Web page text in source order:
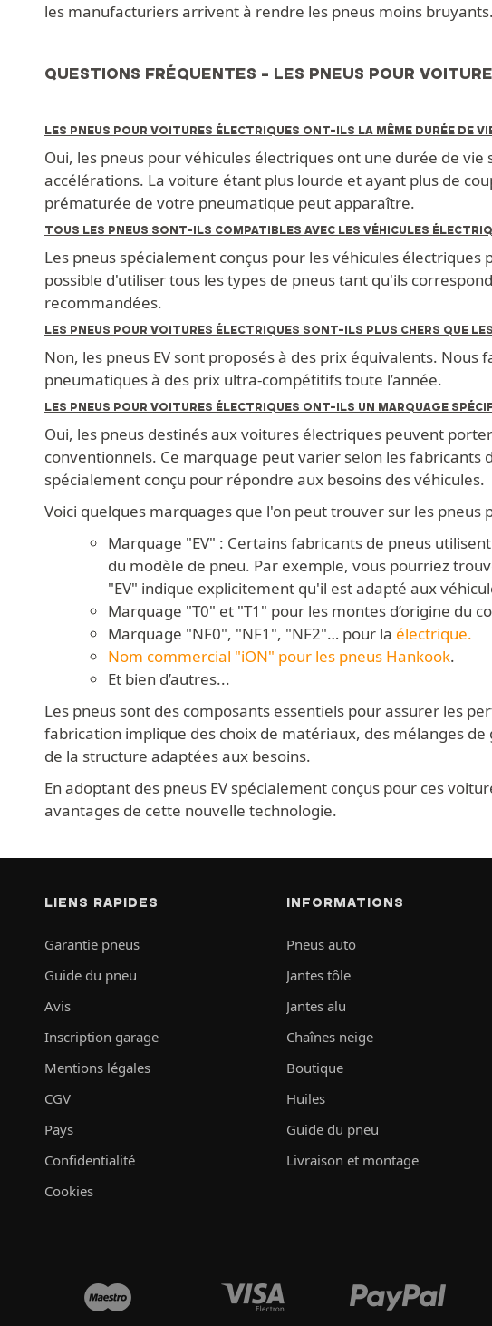
les manufacturiers arrivent à rendre les pneus moins bruyants.
QUESTIONS FRÉQUENTES - LES PNEUS POUR
LES PNEUS POUR VOITURES ÉLECTRIQUES ONT-ILS LA MÊME DURÉE DE
Oui, les pneus pour véhicules électriques ont une durée de
accélérations. La voiture étant plus lourde et ayant plus de
prématurée de votre pneumatique peut apparaître.
TOUS LES PNEUS SONT-ILS COMPATIBLES AVEC LES VÉHICULES
Les pneus spécialement conçus pour les véhicules
possible d'utiliser tous les types de pneus tant qu'ils
recommandées.
LES PNEUS POUR VOITURES ÉLECTRIQUES SONT-ILS PLUS CHERS QUE
Non, les pneus EV sont proposés à des prix équivalents.
pneumatiques à des prix ultra-compétitifs toute l’année.
LES PNEUS POUR VOITURES ÉLECTRIQUES ONT-ILS UN MARQUAGE
Oui, les pneus destinés aux voitures électriques peuvent
conventionnels. Ce marquage peut varier selon les fabricants
spécialement conçu pour répondre aux besoins des véhicules.
Voici quelques marquages que l'on peut trouver sur les pneus
Marquage "EV" : Certains fabricants de pneus
du modèle de pneu. Par exemple, vous pourriez
"EV" indique explicitement qu'il est adapté aux
Marquage "T0" et "T1" pour les montes d’origine du
Marquage "NF0", "NF1", "NF2"… pour la électrique.
Nom commercial "iON" pour les pneus Hankook.
Et bien d’autres...
Les pneus sont des composants essentiels pour assurer les
fabrication implique des choix de matériaux, des mélanges
de la structure adaptées aux besoins.
En adoptant des pneus EV spécialement conçus pour ces
avantages de cette nouvelle technologie.
LIENS RAPIDES
Garantie pneus
Guide du pneu
Avis
Inscription garage
Mentions légales
CGV
Pays
Confidentialité
Cookies
INFORMATIONS
Pneus auto
Jantes tôle
Jantes alu
Chaînes neige
Boutique
Huiles
Guide du pneu
Livraison et montage